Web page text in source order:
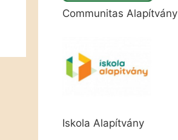
Communitas Alapítvány
Iskola Alapítvány